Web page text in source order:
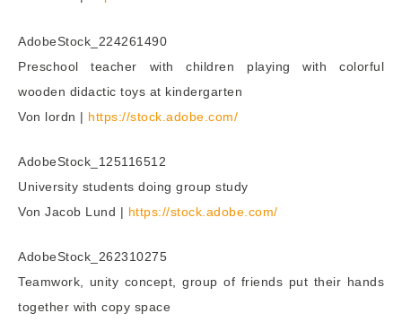
AdobeStock_224261490
Preschool teacher with children playing with colorful
wooden didactic toys at kindergarten
Von lordn | https://stock.adobe.com/
AdobeStock_125116512
University students doing group study
Von Jacob Lund | https://stock.adobe.com/
AdobeStock_262310275
Teamwork, unity concept, group of friends put their hands
together with copy space